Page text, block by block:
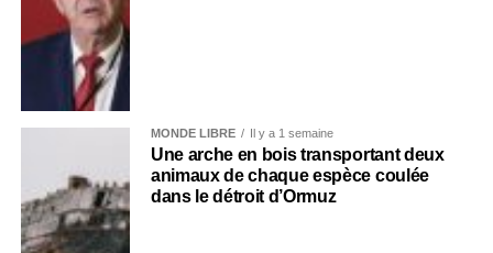
MONDE LIBRE Il y a 1 semaine
Une arche en bois transportant deux
animaux de chaque espèce coulée
dans le détroit d’Ormuz